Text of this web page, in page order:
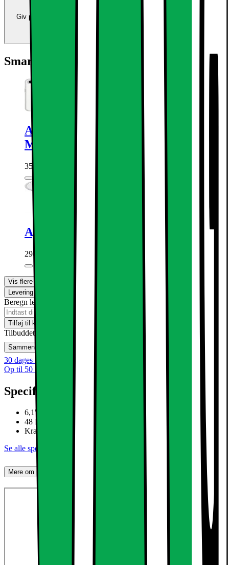
Giv produkter i bytte og brug værdien som betaling ved køb af nye
Smart at tilføje
Apple iPhone 17e telefonetui med
MagSafe (Gennemsigtig)
359.-
Apple MagSafe trådløs oplader (1 m)
294.-
Vis flere muligheder
Levering
Beregn leveringstid for dit postnummer
Tilføj til kurv
Tilbuddet på Telenor Erhverv kan kun købes i vores varehuse
Sammenlign
30 dages returret
Op til 50 dages returret
Specifikationer
6,1" Super Retina XDR-skærm
48 MP Fusion-kamera
Kraftfuld A19 chip med C1X-modem
Se alle specifikationer
Mere om produktet